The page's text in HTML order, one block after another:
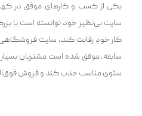
یکی از کسب و کار‌های موفق در
سایت بی‌نظیر خود توانسته است با
کار خود رقابت کند، سایت
سابقه، موفق شده است مشتریان
سئوی مناسب جذب کند و فروش